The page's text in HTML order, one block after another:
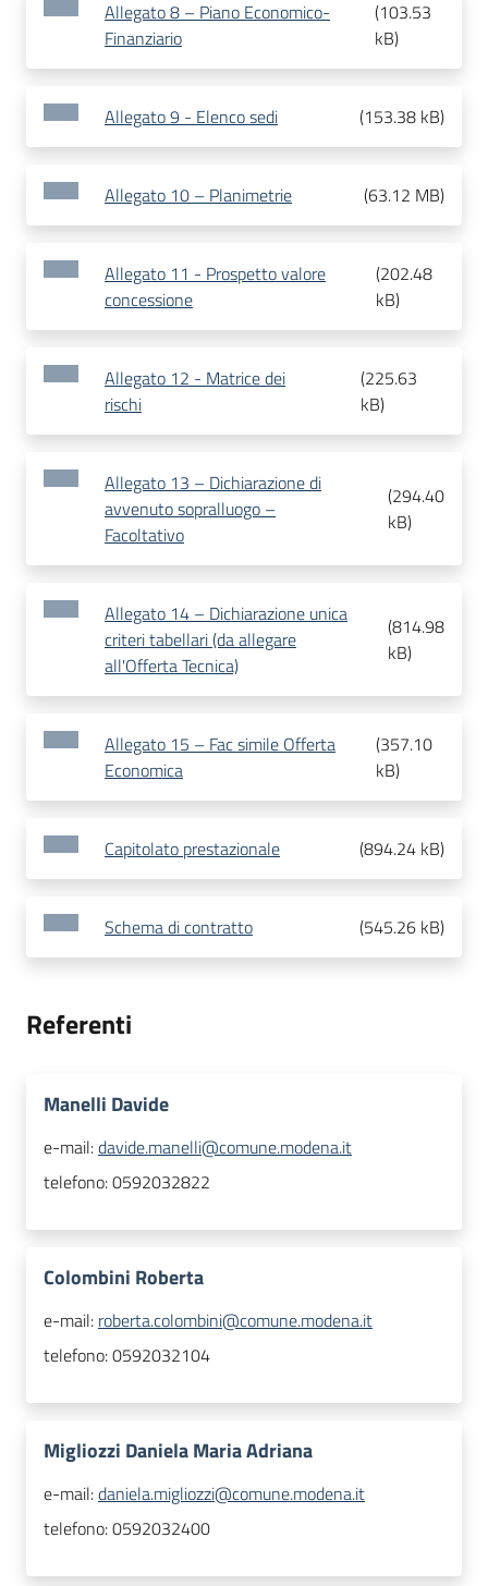
Allegato 8 – Piano Economico-
Finanziario
(103.53
kB)
Allegato 9 - Elenco sedi (153.38 kB)
Allegato 10 – Planimetrie (63.12 MB)
Allegato 11 - Prospetto valore
concessione
(202.48
kB)
Allegato 12 - Matrice dei
rischi
(225.63
kB)
Allegato 13 – Dichiarazione di
avvenuto sopralluogo –
Facoltativo
(294.40
kB)
Allegato 14 – Dichiarazione unica
criteri tabellari (da allegare
all'Offerta Tecnica)
(814.98
kB)
Allegato 15 – Fac simile Offerta
Economica
(357.10
kB)
Capitolato prestazionale (894.24 kB)
Schema di contratto (545.26 kB)
Referenti
Manelli Davide
e-mail:davide.manelli@comune.modena.it
telefono:0592032822
Colombini Roberta
e-mail: roberta.colombini@comune.modena.it
telefono:0592032104
Migliozzi Daniela Maria Adriana
e-mail:daniela.migliozzi@comune.modena.it
telefono:0592032400